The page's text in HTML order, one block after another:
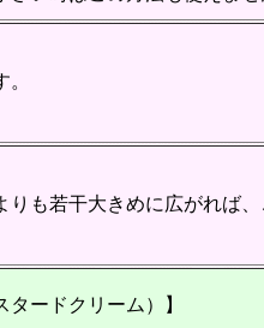
も若干大きめに広がれば
タードクリーム）】